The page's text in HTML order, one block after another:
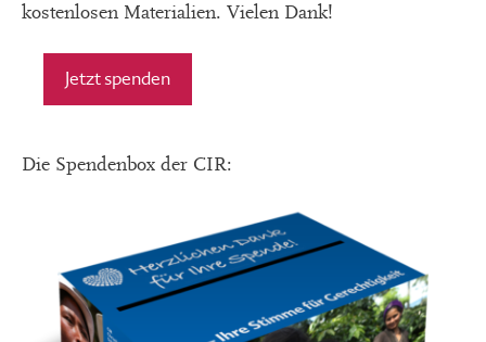
kostenlosen Materialien. Vielen Dank!
Jetzt spenden
Die Spendenbox der CIR: